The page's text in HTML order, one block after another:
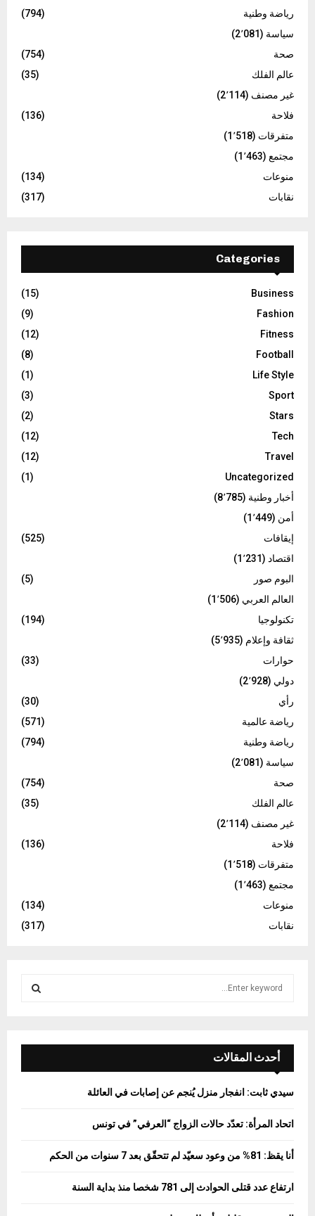
رياضة وطنية
(794)
سياسة (2٬081)
صحة
(754)
عالم الفلك
(35)
غير مصنف (2٬114)
فلاحة
(136)
متفرقات (1٬518)
مجتمع (1٬463)
منوعات
(134)
نقابات
(317)
Categories
Business
(15)
Fashion
(9)
Fitness
(12)
Football
(8)
Life Style
(1)
Sport
(3)
Stars
(2)
Tech
(12)
Travel
(12)
Uncategorized
(1)
أخبار وطنية (8٬785)
أمن (1٬449)
إيقافات
(525)
اقتصاد (1٬231)
البوم صور
(5)
العالم العربي (1٬506)
تكنولوجيا
(194)
ثقافة وإعلام (5٬935)
حوارات
(33)
دولي (2٬928)
رأي
(30)
رياضة عالمية
(571)
رياضة وطنية
(794)
سياسة (2٬081)
صحة
(754)
عالم الفلك
(35)
غير مصنف (2٬114)
فلاحة
(136)
متفرقات (1٬518)
مجتمع (1٬463)
منوعات
(134)
نقابات
(317)
f
r
E
A
أحدث المقالات
سيدي ثابت: انفجار منزل يُنجم عن إصابات في العائلة
اتحاد المرأة: تعدّد حالات الزواج “العرفي” في تونس
أنا يقظ: 81% من وعود سعيّد لم تتحقّق بعد 7 سنوات من الحكم
ارتفاع عدد قتلى الحوادث إلى 781 شخصا منذ بداية السنة